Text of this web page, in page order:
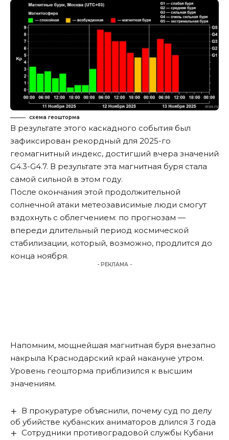
схема геошторма
В результате этого каскадного события был
зафиксирован рекордный для 2025-го
геомагнитный индекс, достигший вчера значений
G4.3-G4.7. В результате эта магнитная буря стала
самой сильной в этом году.
После окончания этой продолжительной
солнечной атаки метеозависимые люди смогут
вздохнуть с облегчением: по прогнозам —
впереди длительный период космической
стабилизации, который, возможно, продлится до
конца ноября.
- РЕКЛАМА -
Напомним, мощнейшая магнитная буря внезапно
накрыла Краснодарский край накануне утром.
Уровень геошторма приблизился к высшим
значениям.
В прокуратуре объяснили, почему суд по делу
об убийстве кубанских аниматоров длился 3 года
Сотрудники противоградовой службы Кубани